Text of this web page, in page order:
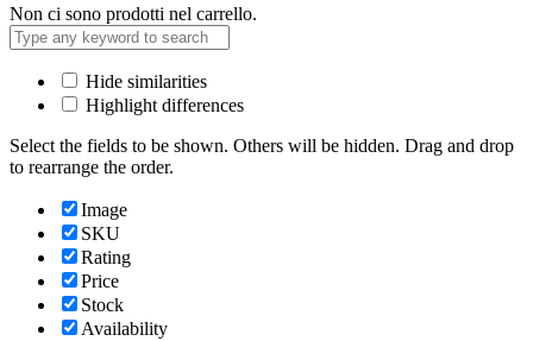
Non ci sono prodotti nel carrello.
Hide similarities
Highlight differences
Select the fields to be shown. Others will be hidden. Drag and drop
to rearrange the order.
Image
SKU
Rating
Price
Stock
Availability